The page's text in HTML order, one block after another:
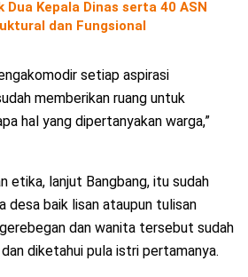
Kepala Dinas serta 40 ASN
dan Fungsional
setiap aspirasi
memberikan ruang untuk
hal yang dipertanyakan warga,”
etika, lanjut Bangbang, itu sudah
desa baik lisan ataupun tulisan
dan wanita tersebut sudah
diketahui pula istri pertamanya.